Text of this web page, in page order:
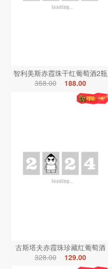
智利美斯赤霞珠干红葡萄酒2瓶
358.00
188.00
古斯塔夫赤霞珠珍藏红葡萄酒
328.00
129.00